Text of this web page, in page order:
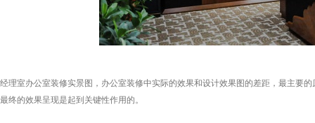
经理室办公室装修实景图，办公室装修中实际的效果和设计效果图的差距，最主要
最终的效果呈现是起到关键性作用的。